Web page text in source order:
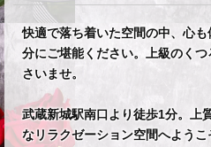
快適で落ち着いた空間の中、心
分にご堪能ください。上級のく
さいませ。
武蔵新城駅南口より徒歩1分。上
なリラクゼーション空間へよう